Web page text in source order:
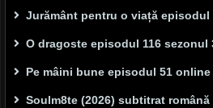
Jurământ pentru o viață episodul
O dragoste episodul 116 sezonul
Pe mâini bune episodul 51 online
Soulm8te (2026) subtitrat română